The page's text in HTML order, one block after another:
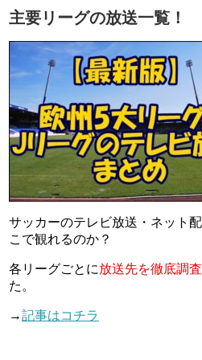
主要リーグの放送一覧！
サッカーのテレビ放送・ネット
こで観れるのか？
各リーグごとに放送先を徹底調査
た。
→記事はコチラ